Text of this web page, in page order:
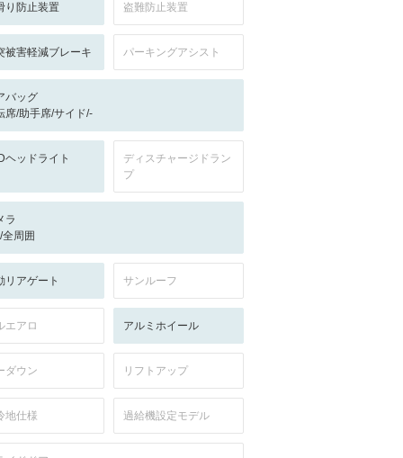
り防止装置 盗難防止装置
被害軽減ブレーキ パーキングアシスト
バッグ
席/助手席/サイド/-
ヘッドライト
ディスチャージドラン
プ
ラ
全周囲
リアゲート サンルーフ
エアロ アルミホイール
ダウン リフトアップ
地仕様 過給機設定モデル